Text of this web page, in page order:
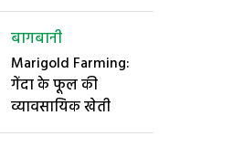
बागबानी
Marigold Farming:
गेंदा के फूल की
व्यावसायिक खेती